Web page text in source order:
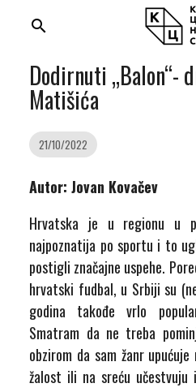
search
Dodirnuti „Balon“-
Matišića
21/10/2022
Autor: Jovan Kovačev
Hrvatska je u regionu u
najpoznatija po sportu i to
postigli značajne uspehe.
hrvatski fudbal, u Srbiji su
godina takođe vrlo
Smatram da ne treba
obzirom da sam žanr
žalost ili na sreću